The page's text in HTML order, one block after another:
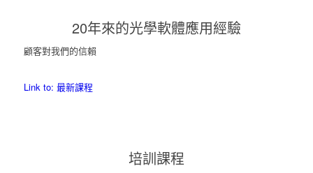
20年來的光學軟體應用經驗
顧客對我們的信賴
Link to: 最新課程
培訓課程